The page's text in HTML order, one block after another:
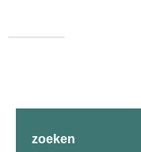
zoeken